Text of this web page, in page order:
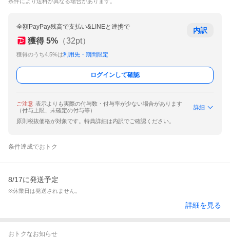
全額PayPay残高で支払い&LINEと連携で
獲得 5% （32pt）
獲得のうち4.5%は利用先・期間限定
内訳
ログインして確認
ご注意 表示よりも実際の付与数・付与率が少ない場合があります
（付与上限、未確定の付与等）
詳細
原則税抜価格が対象です。特典詳細は内訳でご確認ください。
条件達成でおトク
8/17に発送予定
※休業日は発送されません。
詳細を見る
おトクなお知らせ